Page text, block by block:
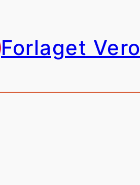
Forlaget Vero